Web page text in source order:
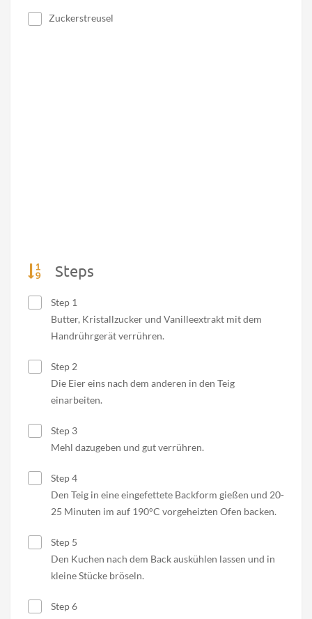
Zuckerstreusel
Steps
Step 1
Butter, Kristallzucker und Vanilleextrakt mit dem
Handrührgerät verrühren.
Step 2
Die Eier eins nach dem anderen in den Teig
einarbeiten.
Step 3
Mehl dazugeben und gut verrühren.
Step 4
Den Teig in eine eingefettete Backform gießen und 20-
25 Minuten im auf 190°C vorgeheizten Ofen backen.
Step 5
Den Kuchen nach dem Back auskühlen lassen und in
kleine Stücke bröseln.
Step 6